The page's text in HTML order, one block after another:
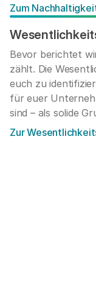
Zum
Bevor berichtet
zählt. Die
euch zu
für euer
sind – als solide
Zur